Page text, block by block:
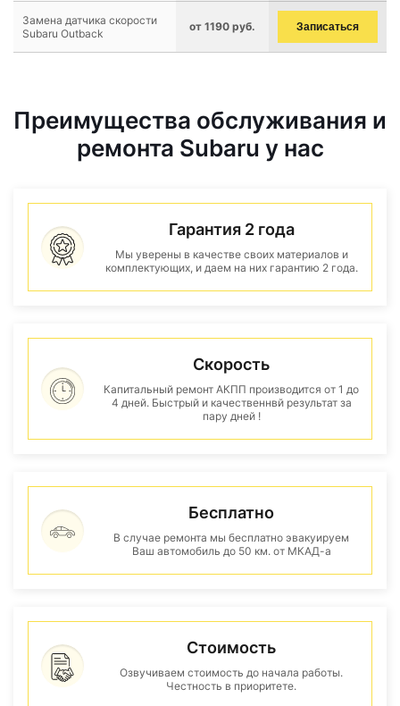
Замена датчика скорости
Subaru Outback
от 1190 руб. Записаться
Преимущества обслуживания и
ремонта Subaru у нас
Гарантия 2 года
Мы уверены в качестве своих материалов и
комплектующих, и даем на них гарантию 2 года.
Скорость
Капитальный ремонт АКПП производится от 1 до
4 дней. Быстрый и качественнвй результат за
пару дней !
Бесплатно
В случае ремонта мы бесплатно эвакуируем
Ваш автомобиль до 50 км. от МКАД-а
Стоимость
Озвучиваем стоимость до начала работы.
Честность в приоритете.